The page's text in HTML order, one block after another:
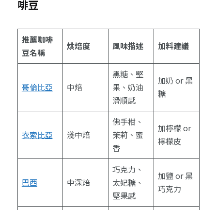
啡豆
推薦咖啡
豆名稱
烘焙度 風味描述 加料建議
哥倫比亞 中焙
黑糖、堅
果、奶油
滑順感
加奶 or 黑
糖
衣索比亞 淺中焙
佛手柑、
茉莉、蜜
香
加檸檬 or
檸檬皮
巴西 中深焙
巧克力、
太妃糖、
堅果感
加鹽 or 黑
巧克力